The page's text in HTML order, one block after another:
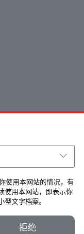
使用本网站的情况，有
使用本网站，即表示你
型文字档案。
拒绝
Rights